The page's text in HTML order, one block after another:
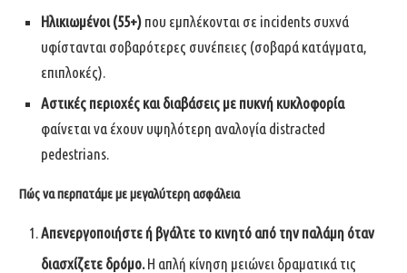
Ηλικιωμένοι (55+) που εμπλέκονται σε incidents συχνά
υφίστανται σοβαρότερες συνέπειες (σοβαρά κατάγματα,
επιπλοκές).
Αστικές περιοχές και διαβάσεις με πυκνή κυκλοφορία
φαίνεται να έχουν υψηλότερη αναλογία distracted
pedestrians.
Πώς να περπατάμε με μεγαλύτερη ασφάλεια
Απενεργοποιήστε ή βγάλτε το κινητό από την παλάμη όταν
διασχίζετε δρόμο.Η απλή κίνηση μειώνει δραματικά τις